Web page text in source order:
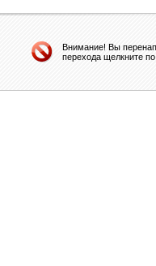
Внимание! Вы
перехода щелкните